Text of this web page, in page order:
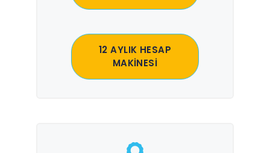
12 AYLIK HESAP
MAKİNESİ